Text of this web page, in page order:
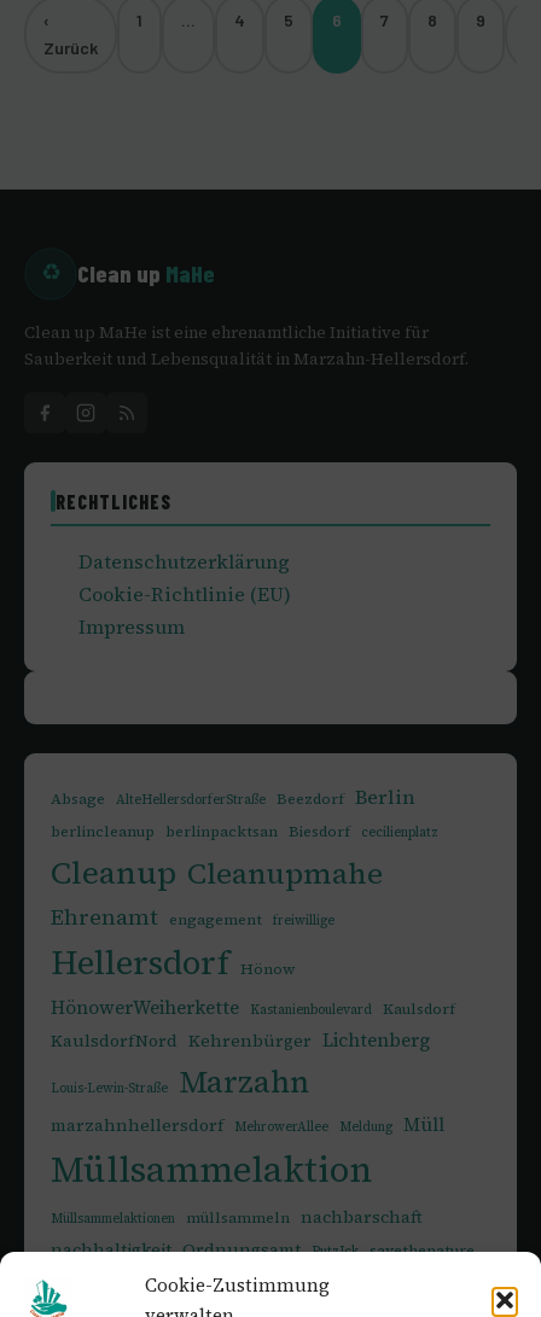
Cookie-Zustimmung
‹
Zurück
1 4 5 6 7 8 9
♻ Clean up MaHe
Clean up MaHe ist eine ehrenamtliche Initiative für
Sauberkeit und Lebensqualität in Marzahn-Hellersdorf.
RECHTLICHES
Datenschutzerklärung
Cookie-Richtlinie (EU)
Impressum
Absage AlteHellersdorferStraße Beezdorf Berlin
berlincleanup berlinpacktsan Biesdorf cecilienplatz
Cleanup Cleanupmahe
Ehrenamt engagement freiwillige
Hellersdorf Hönow
HönowerWeiherkette Kastanienboulevard Kaulsdorf
KaulsdorfNord Kehrenbürger Lichtenberg
Louis-Lewin-Straße Marzahn
marzahnhellersdorf MehrowerAllee Meldung Müll
Müllsammelaktion
Müllsammelaktionen müllsammeln nachbarschaft
nachhaltigkeit Ordnungsamt PutzIck savethenature
savetheplanet Sperrmüll Springpfuhl